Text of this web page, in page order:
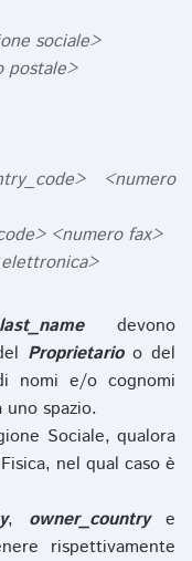
sociale>
postale>
<numero
<numero fax>
devono
Proprietarioo del
nomi e/o cognomi
spazio.
Sociale, qualora
nel qual caso è
, owner_countrye
rispettivamente